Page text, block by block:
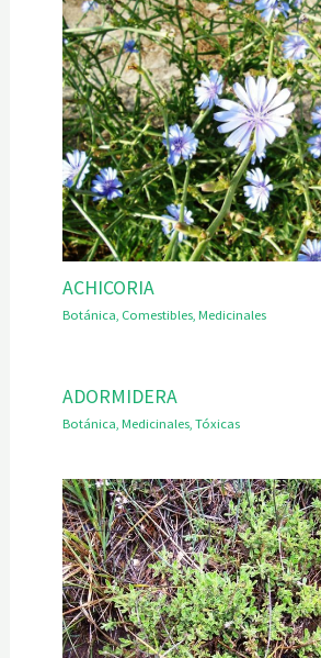
ACHICORIA
Botánica, Comestibles, Medicinales
ADORMIDERA
Botánica, Medicinales, Tóxicas